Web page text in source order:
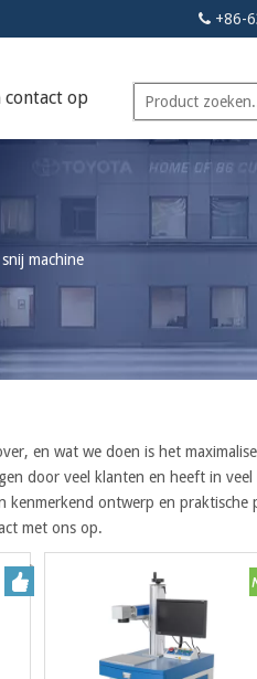
 +86-
contact op
snij machine
en wat we doen is het
door veel klanten en heeft in
kenmerkend ontwerp en praktische
met ons op.